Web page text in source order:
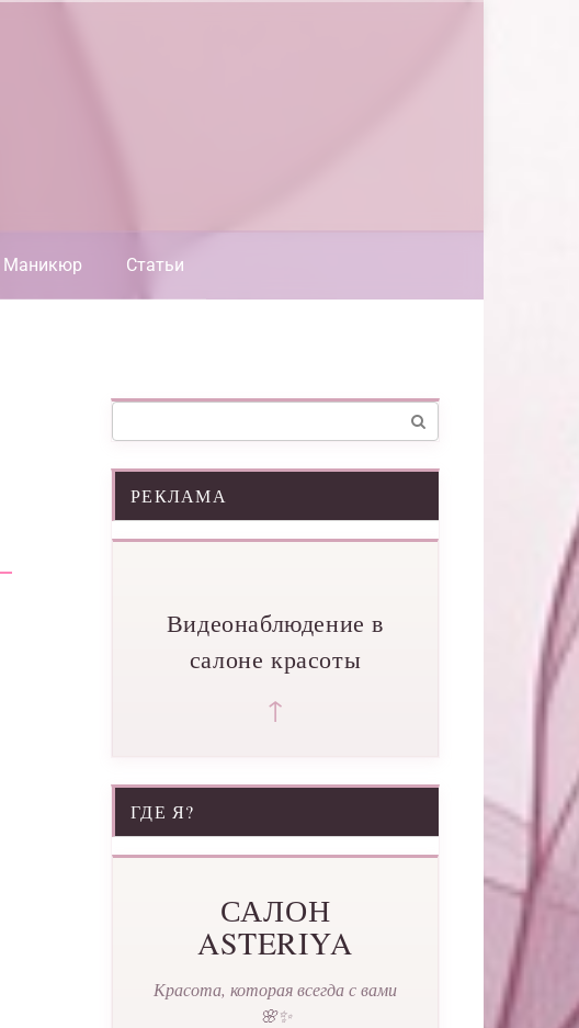
Маникюр Статьи
РЕКЛАМА
Видеонаблюдение в
салоне красоты
↑
ГДЕ Я?
САЛОН
ASTERIYA
Красота, которая всегда с вами
🌸✨